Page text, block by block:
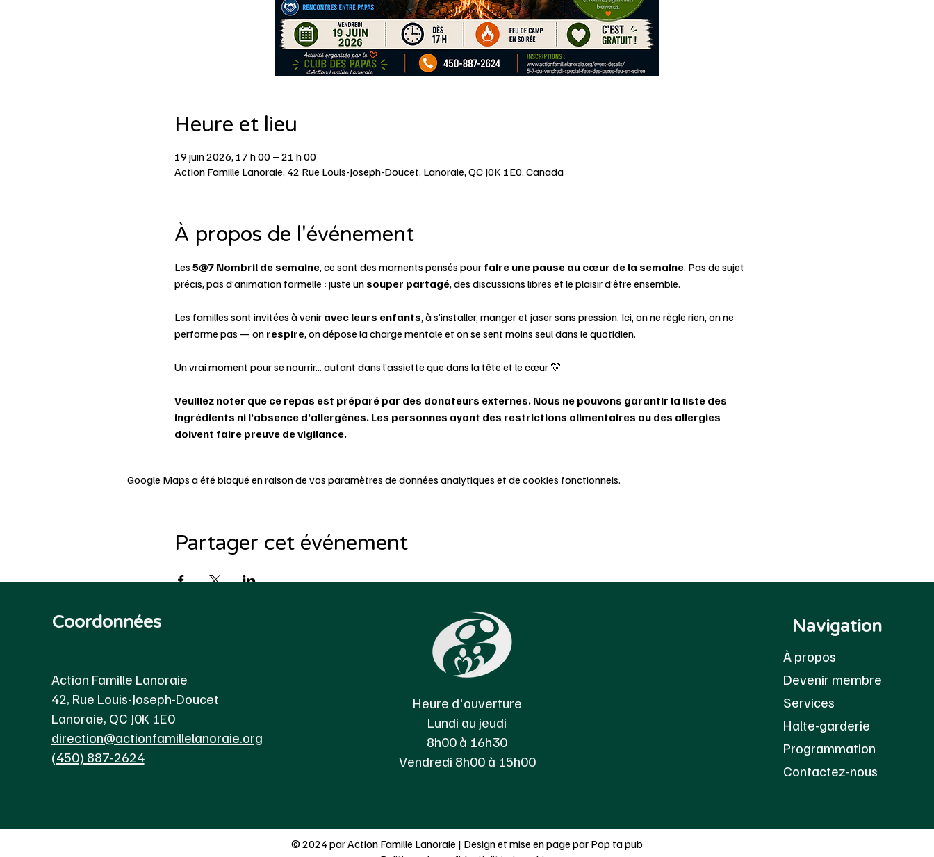
Heure et lieu
19 juin 2026, 17 h 00 – 21 h 00
Action Famille Lanoraie, 42 Rue Louis-Joseph-Doucet, Lanoraie, QC J0K 1E0, Canada
À propos de l'événement
Les 5@7 Nombril de semaine, ce sont des moments pensés pour faire une pause au cœur de la semaine. Pas de sujet
précis, pas d’animation formelle : juste un souper partagé, des discussions libres et le plaisir d’être ensemble.
Les familles sont invitées à venir avec leurs enfants, à s’installer, manger et jaser sans pression. Ici, on ne règle rien, on ne
performe pas — on respire, on dépose la charge mentale et on se sent moins seul dans le quotidien.
Un vrai moment pour se nourrir… autant dans l’assiette que dans la tête et le cœur 💛
Veuillez noter que ce repas est préparé par des donateurs externes. Nous ne pouvons garantir la liste des
ingrédients ni l’absence d’allergènes. Les personnes ayant des restrictions alimentaires ou des allergies
doivent faire preuve de vigilance.
Google Maps a été bloqué en raison de vos paramètres de données analytiques et de cookies fonctionnels.
Partager cet événement
Coordonnées
Action Famille Lanoraie
42, Rue Louis-Joseph-Doucet
Lanoraie, QC J0K 1E0
direction@actionfamillelanoraie.org
(450) 887-2624
Heure d'ouverture
Lundi au jeudi
8h00 à 16h30
Vendredi 8h00 à 15h00
Navigation
À propos
Devenir membre
Services
Halte-garderie
Programmation
Contactez-nous
© 2024 par Action Famille Lanoraie | Design et mise en page par Pop ta pub